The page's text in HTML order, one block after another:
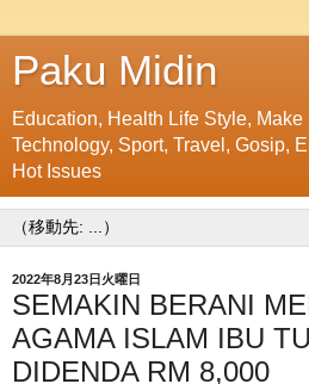
Paku Midin
Education, Health Life Style,
Technology, Sport, Travel, Gosip,
Hot Issues
2022年8月23日火曜日
SEMAKIN BERANI
AGAMA ISLAM IBU
DIDENDA RM 8,000